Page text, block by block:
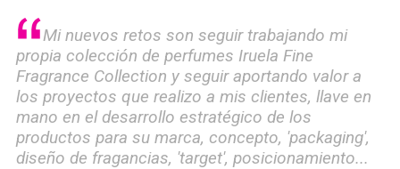
Mi nuevos retos son seguir trabajando mi
propia colección de perfumes Iruela Fine
Fragrance Collection y seguir aportando valor a
los proyectos que realizo a mis clientes, llave en
mano en el desarrollo estratégico de los
productos para su marca, concepto, 'packaging',
diseño de fragancias, 'target', posicionamiento...